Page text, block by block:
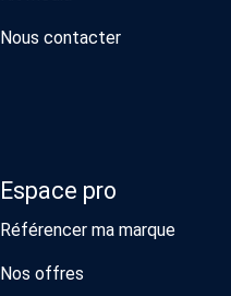
Nous contacter
Espace pro
Référencer ma marque
Nos offres